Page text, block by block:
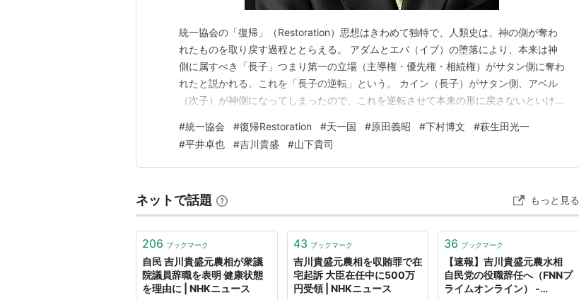
統一協会の「復帰」（Restoration）思想はきわめて独特で、人類史は、神の側が奪わ
れたものを取り戻す過程ととらえる。 アダムとエバ（イブ）の堕落により、本来は神
側に属すべき「長子」つまり第一の立場（主導権・優先権・相続権）がサタン側に奪わ
れたと説かれる。これを「長子の逆転」という。 カイン（長子）がサタン側、アベル
（次子）が神側になってしまったので、これを逆転させて本来の形に戻さないといけな
家）となり、韓国は日本から「長子権」を奪い返さなくてはならないとされる。 日本
は植民地支配をはじめ過去の罪を背負う立場であ…
#統一協会 #復帰Restoration #天一国 #原田義昭 #下村博文 #萩生田光一
#平井卓也 #吉川貴盛 #山下貴司
ネットで話題 もっと見る
206 ブックマーク
自民 吉川貴盛元農相が衆議
院議員辞職を表明 健康状態
を理由に | NHKニュース
43 ブックマーク
吉川貴盛元農相を収賄罪で在
宅起訴 大臣在任中に500万
円受領 | NHKニュース
36 ブックマーク
【速報】吉川貴盛元農水相
自民党の役職辞任へ（FNNプ
ライムオンライン） -